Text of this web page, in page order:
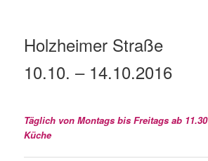
Holzheimer Straße
10.10. – 14.10.2016
Täglich von Montags bis Freitags ab
Küche